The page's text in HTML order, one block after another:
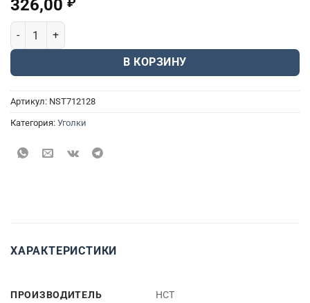
326,00
Количество товара Уголок зеркальный 30 x 30 x 1,0 мм
В КОРЗИНУ
Артикул: NST712128
Категория: Уголки
ХАРАКТЕРИСТИКИ
ПРОИЗВОДИТЕЛЬ НСТ